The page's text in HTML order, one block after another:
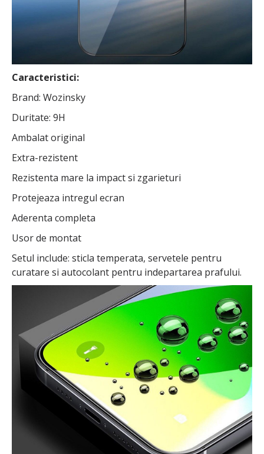
Caracteristici:
Brand: Wozinsky
Duritate: 9H
Ambalat original
Extra-rezistent
Rezistenta mare la impact si zgarieturi
Protejeaza intregul ecran
Aderenta completa
Usor de montat
Setul include: sticla temperata, servetele pentru
curatare si autocolant pentru indepartarea prafului.